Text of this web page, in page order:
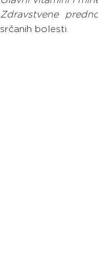
Zdravstvene
srčanih bolesti.